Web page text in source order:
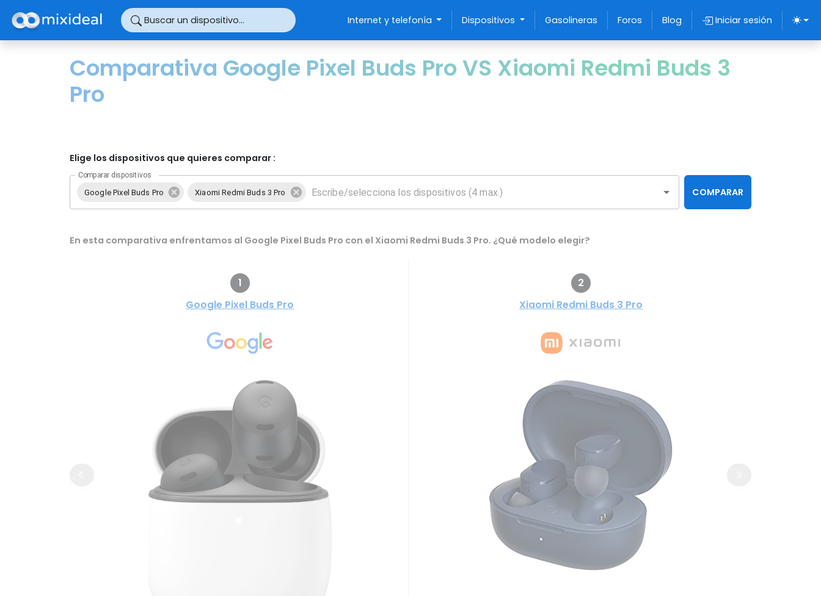
Buscar un dispositivo... Internet y telefonía Dispositivos Gasolineras Foros Blog Iniciar sesión
Comparativa Google Pixel Buds Pro VS Xiaomi Redmi Buds 3
Pro
Elige los dispositivos que quieres comparar :
Comparar dispositivos
Google Pixel Buds Pro Xiaomi Redmi Buds 3 Pro COMPARAR
En esta comparativa enfrentamos al Google Pixel Buds Pro con el Xiaomi Redmi Buds 3 Pro. ¿Qué modelo elegir?
1
Google Pixel Buds Pro
2
Xiaomi Redmi Buds 3 Pro